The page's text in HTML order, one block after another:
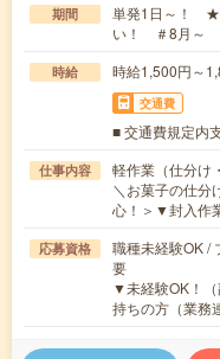
期間
単発1日～！ ★
い！ ＃8月～
時給 時給1,500円～
交通費
■ 交通費規定内
仕事内容
軽作業（仕分け
＼お菓子の仕分
心！＞▼封入作
応募資格
職種未経験OK /
要
▼未経験OK！
持ちの方（業務